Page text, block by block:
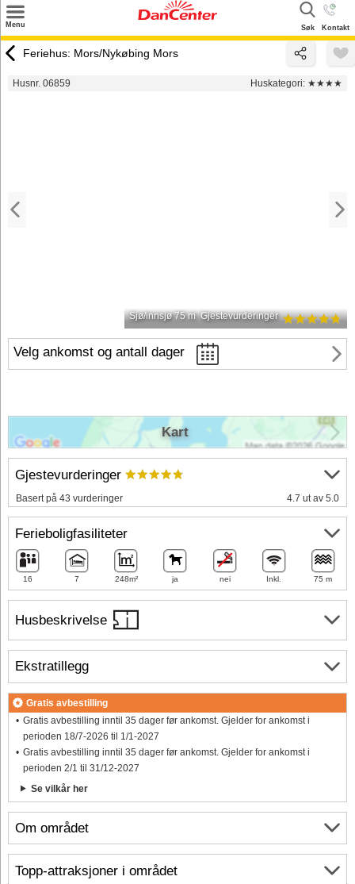
Menu Kontakt
Søk
Tilbud
Feriehus: Mors/Nykøbing Mors
Husnr. 06859 Huskategori: ★★★★
Sjø/innsjø 75 m Gjestevurderinger
Velg ankomst og antall dager
Husbeskrivelse
Om området
Gjestevurderinger
Basert på 43 vurderinger 4.7 ut av 5.0
Ferieboligfasiliteter
16 7 248m² ja nei Inkl. 75 m
Ekstratillegg
Gratis avbestilling
Gratis avbestilling inntil 35 dager før ankomst. Gjelder for ankomst i
perioden 18/7-2026 til 1/1-2027
Gratis avbestilling inntil 35 dager før ankomst. Gjelder for ankomst i
perioden 2/1 til 31/12-2027
Se vilkår her
Kart
Topp-attraksjoner i området